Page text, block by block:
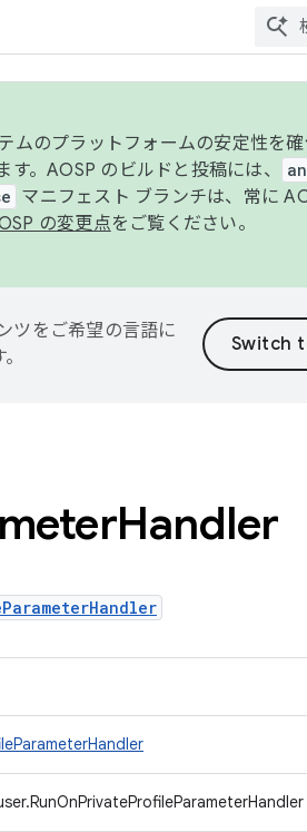
のプラットフォームの安定性を確
。AOSP のビルドと投稿には、
マニフェスト ブランチは、常に
の変更点をご覧ください。
ツをご希望の言語に
Handler